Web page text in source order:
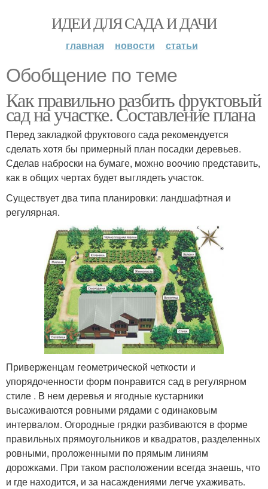
ИДЕИ ДЛЯ САДА И ДАЧИ
главная новости статьи
Обобщение по теме
Как правильно разбить фруктовый
сад на участке. Составление плана
Перед закладкой фруктового сада рекомендуется
сделать хотя бы примерный план посадки деревьев.
Сделав наброски на бумаге, можно воочию представить,
как в общих чертах будет выглядеть участок.
Существует два типа планировки: ландшафтная и
регулярная.
Приверженцам геометрической четкости и
упорядоченности форм понравится сад в регулярном
стиле . В нем деревья и ягодные кустарники
высаживаются ровными рядами с одинаковым
интервалом. Огородные грядки разбиваются в форме
правильных прямоугольников и квадратов, разделенных
ровными, проложенными по прямым линиям
дорожками. При таком расположении всегда знаешь, что
и где находится, и за насаждениями легче ухаживать.